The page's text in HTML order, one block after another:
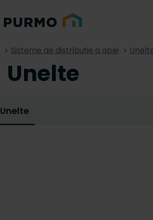
Sisteme de distribuție a apei
Unelte
Unelte